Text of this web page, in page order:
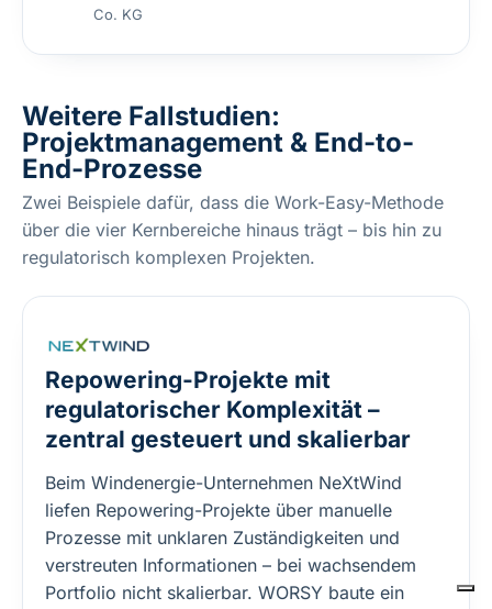
Co. KG
Weitere Fallstudien:
Projektmanagement & End-to-
End-Prozesse
Zwei Beispiele dafür, dass die Work-Easy-Methode
über die vier Kernbereiche hinaus trägt – bis hin zu
regulatorisch komplexen Projekten.
Repowering-Projekte mit
regulatorischer Komplexität –
zentral gesteuert und skalierbar
Beim Windenergie-Unternehmen NeXtWind
liefen Repowering-Projekte über manuelle
Prozesse mit unklaren Zuständigkeiten und
verstreuten Informationen – bei wachsendem
Portfolio nicht skalierbar. WORSY baute ein